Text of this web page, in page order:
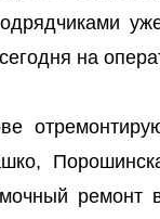
на
ремонт